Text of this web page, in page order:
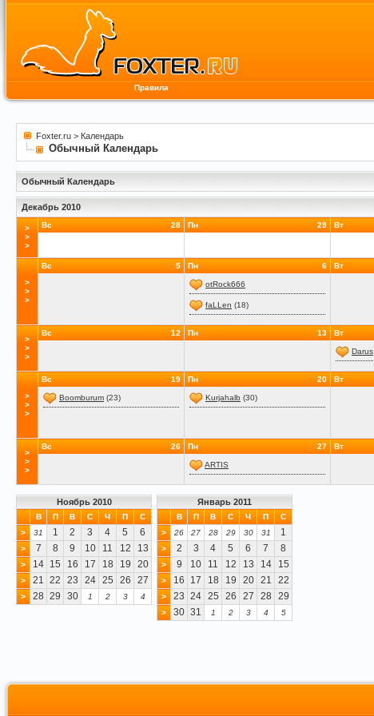
Правила
Foxter.ru > Календарь
Обычный Календарь
Обычный Календарь
Декабрь 2010
>
>
>
28
Вс 29
Пн Вт
>
>
>
5
Вс 6
Пн
otRock666
faLLen (18)
Вт
>
>
>
12
Вс 13
Пн Вт
Darus
>
>
>
19
Вс
Boomburum (23)
20
Пн
Kurjahalb (30)
Вт
>
>
>
26
Вс 27
Пн
ARTIS
Вт
Ноябрь 2010
В П В С Ч П
С
>
31 1 2 3 4 5 6
> 7 8 9 10 11 12 13
> 14 15 16 17 18 19 20
> 21 22 23 24 25 26 27
> 28 29 30 1 2 3 4
Январь 2011
В П В С Ч П
С
>
26 27 28 29 30 31 1
> 2 3 4 5 6 7 8
> 9 10 11 12 13 14 15
> 16 17 18 19 20 21 22
> 23 24 25 26 27 28 29
> 30 31 1 2 3 4 5